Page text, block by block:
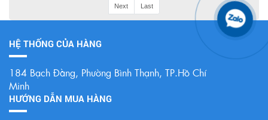
Next Last
HỆ THỐNG CỦA HÀNG
184 Bạch Đằng, Phường Bình Thạnh, TP.Hồ Chí
Minh
HƯỚNG DẪN MUA HÀNG